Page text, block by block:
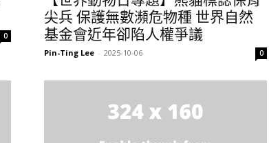
0
尖兵 保護無數瀕危物種 世界自然
基金會近年卻陷人權爭議
Pin-Ting Lee - 2025-10-06 0